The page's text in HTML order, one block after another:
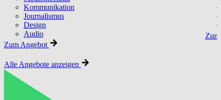
Kommunikation
Journalismus
Design
Audio
Zum Angebot
Alle Angebote anzeigen